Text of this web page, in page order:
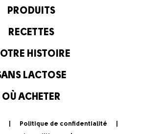
PRODUITS
RECETTES
HISTOIRE
LACTOSE
OÙ ACHETER
Politique de confidentialité